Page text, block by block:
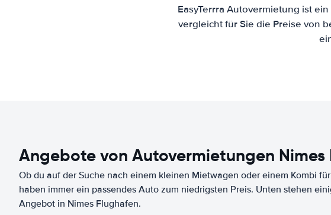
EasyTerrra Autovermietung ist
vergleicht für Sie die Preise von
Angebote von Autovermietungen Nimes
Ob du auf der Suche nach einem kleinen Mietwagen oder einem Kombi
haben immer ein passendes Auto zum niedrigsten Preis. Unten stehen
Angebot in Nimes Flughafen.